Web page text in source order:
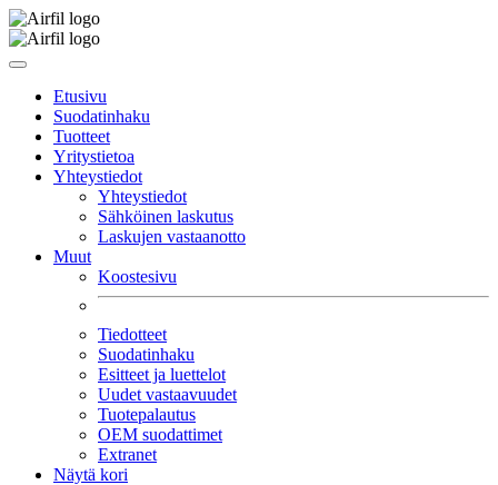
Etusivu
Suodatinhaku
Tuotteet
Yritystietoa
Yhteystiedot
Yhteystiedot
Sähköinen laskutus
Laskujen vastaanotto
Muut
Koostesivu
Tiedotteet
Suodatinhaku
Esitteet ja luettelot
Uudet vastaavuudet
Tuotepalautus
OEM suodattimet
Extranet
Näytä kori